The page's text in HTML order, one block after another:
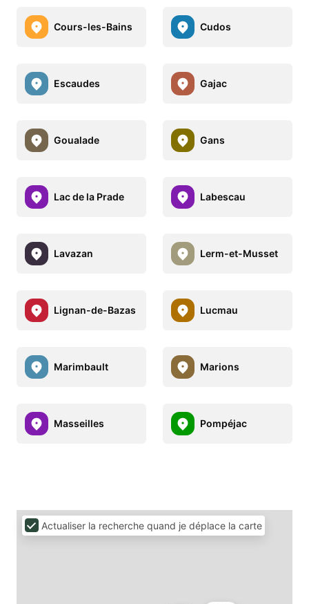
Cours-les-Bains Cudos
Escaudes Gajac
Goualade Gans
Lac de la Prade Labescau
Lavazan Lerm-et-Musset
Lignan-de-Bazas Lucmau
Marimbault Marions
Masseilles Pompéjac
Actualiser la recherche quand je déplace la carte